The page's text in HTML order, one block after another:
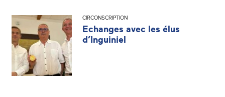
CIRCONSCRIPTION
Echanges avec les élus
d’Inguiniel